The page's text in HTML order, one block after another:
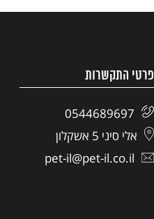
פרטי התקשרות
0544689697
אלי סיני 5 אשקלון
pet-il@pet-il.co.il